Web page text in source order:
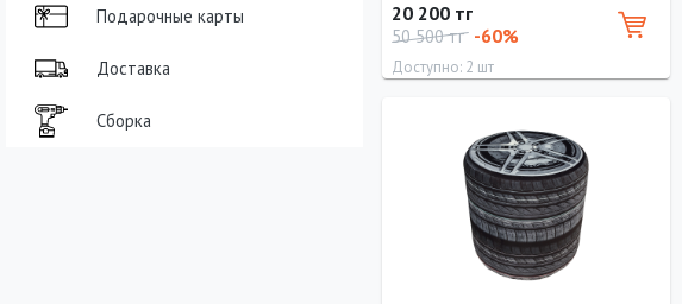
Подарочные карты
Доставка
Сборка
20 200 тг
50 500 тг -60%
Доступно: 2 шт
40 см 40 см